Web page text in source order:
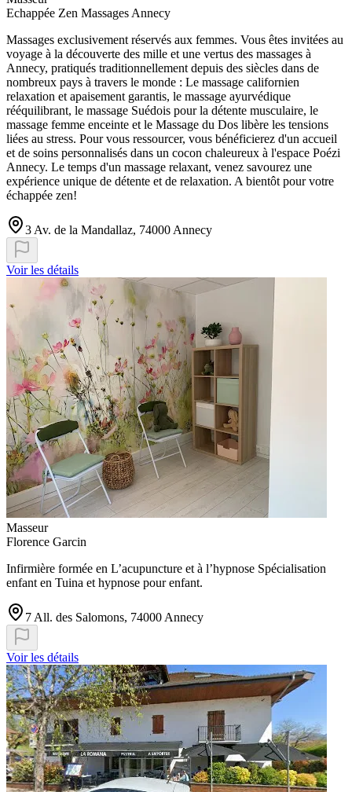
Echappée Zen Massages Annecy
Massages exclusivement réservés aux femmes. Vous êtes invitées au
voyage à la découverte des mille et une vertus des massages à
Annecy, pratiqués traditionnellement depuis des siècles dans de
nombreux pays à travers le monde : Le massage californien
relaxation et apaisement garantis, le massage ayurvédique
rééquilibrant, le massage Suédois pour la détente musculaire, le
massage femme enceinte et le Massage du Dos libère les tensions
liées au stress. Pour vous ressourcer, vous bénéficierez d'un accueil
et de soins personnalisés dans un cocon chaleureux à l'espace Poézi
Annecy. Le temps d'un massage relaxant, venez savourez une
expérience unique de détente et de relaxation. A bientôt pour votre
échappée zen!
3 Av. de la Mandallaz, 74000 Annecy
Voir les détails
Masseur
Florence Garcin
Infirmière formée en L’acupuncture et à l’hypnose Spécialisation
enfant en Tuina et hypnose pour enfant.
7 All. des Salomons, 74000 Annecy
Voir les détails